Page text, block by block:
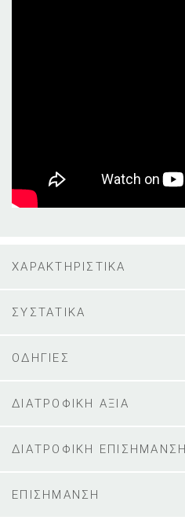
ΧΑΡΑΚΤΗΡΙΣΤΙΚΑ
ΣΥΣΤΑΤΙΚΑ
ΟΔΗΓΙΕΣ
ΔΙΑΤΡΟΦΙΚΗ ΑΞΙΑ
ΔΙΑΤΡΟΦΙΚΗ ΕΠΙΣΗΜΑΝΣΗ
ΕΠΙΣΗΜΑΝΣΗ